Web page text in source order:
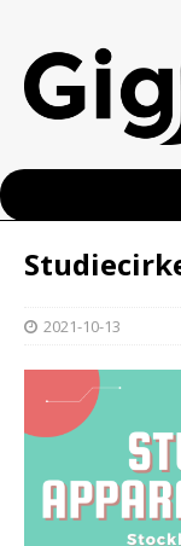
2021-10-13